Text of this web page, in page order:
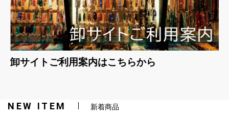
卸サイトご利用案内はこちらから
NEW ITEM 新着商品